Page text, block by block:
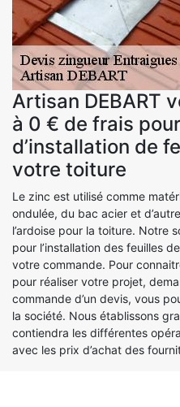
Artisan DEBART
à 0 € de frais
d’installation de
votre toiture
Le zinc est utilisé comme
ondulée, du bac acier et
l’ardoise pour la toiture. Notre
pour l’installation des feuilles
votre commande. Pour
pour réaliser votre projet,
commande d’un devis, vous
la société. Nous établissons
contiendra les différentes
avec les prix d’achat des